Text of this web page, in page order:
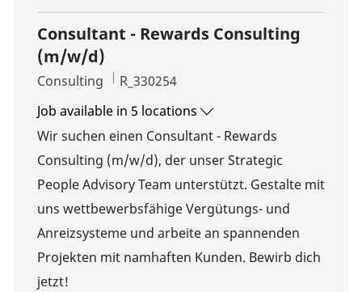
Consultant - Rewards Consulting
(m/w/d)
Category
Consulting Job Id
R_330254
Job available in 5 locations
Wir suchen einen Consultant - Rewards
Consulting (m/w/d), der unser Strategic
People Advisory Team unterstützt. Gestalte mit
uns wettbewerbsfähige Vergütungs- und
Anreizsysteme und arbeite an spannenden
Projekten mit namhaften Kunden. Bewirb dich
jetzt!